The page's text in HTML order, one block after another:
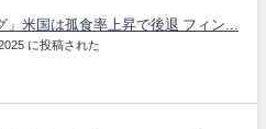
」米国は孤食率上昇で後退 フィン...
に投稿された